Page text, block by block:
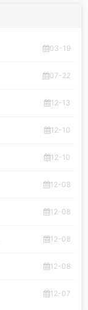
03-19
07-22
12-13
12-10
12-10
12-08
12-08
12-08
12-08
12-07